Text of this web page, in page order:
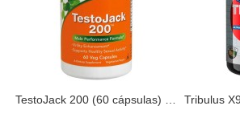
TestoJack 200 (60 cápsulas) - Now Foods